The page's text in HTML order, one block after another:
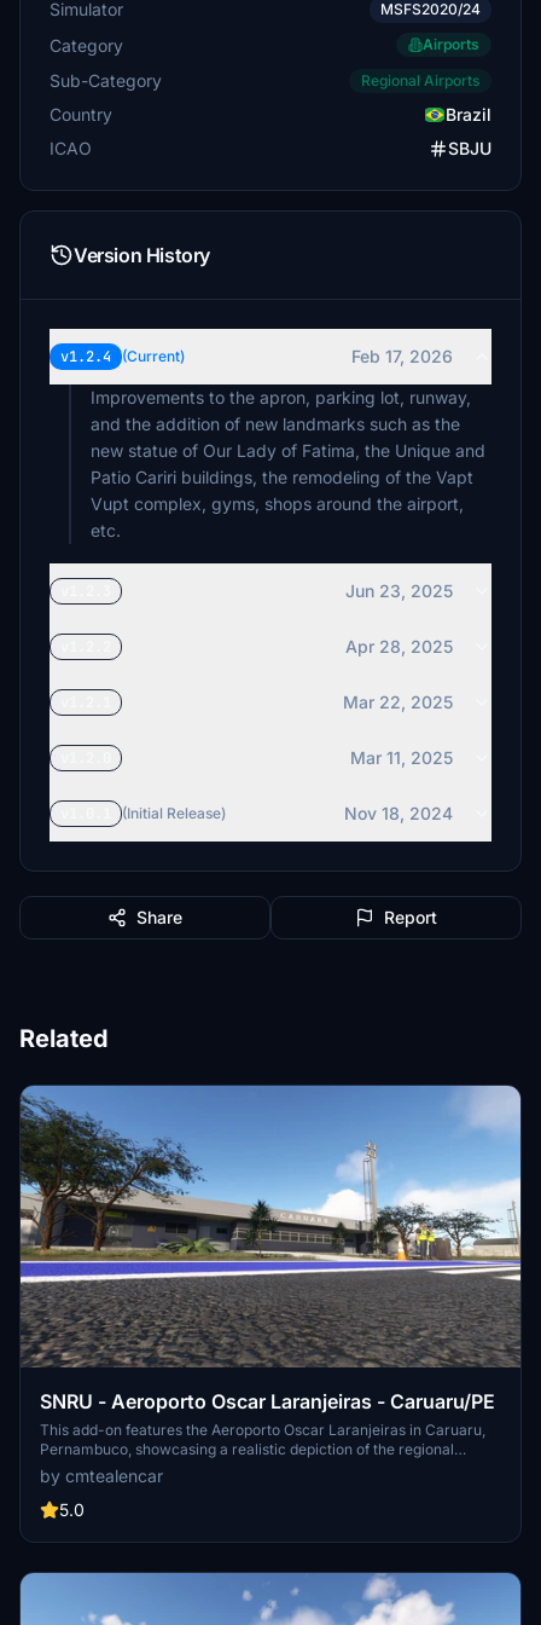
Simulator MSFS2020/24
Category Airports
Sub-Category Regional Airports
Country
Brazil
ICAO
SBJU
Version History
v1.2.4 (Current)
Feb 17, 2026
Improvements to the apron, parking lot, runway,
and the addition of new landmarks such as the
new statue of Our Lady of Fatima, the Unique and
Patio Cariri buildings, the remodeling of the Vapt
Vupt complex, gyms, shops around the airport,
etc.
Jun 23, 2025
Apr 28, 2025
Mar 22, 2025
Mar 11, 2025
(Initial Release) Nov 18, 2024
Share Report
Related
SNRU - Aeroporto Oscar Laranjeiras - Caruaru/PE
This add-on features the Aeroporto Oscar Laranjeiras in Caruaru,
Pernambuco, showcasing a realistic depiction of the regional
airport with a 1800x30m runway. It serves the Northeasts interior,
notably the agreste region, and includes detailed recreations of the
airports infrastructure, such as buildings, signage, and boundaries.
with private traffic and air taxis. Future updates may be released to
by cmtealencar
5.0